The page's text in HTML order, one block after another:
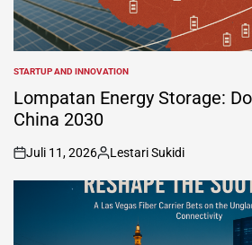
POSTED
IN
STARTUP AND INNOVATION
Lompatan Energy Storage:
China 2030
on
Juli 11, 2026
Posted
by
Lestari Sukidi